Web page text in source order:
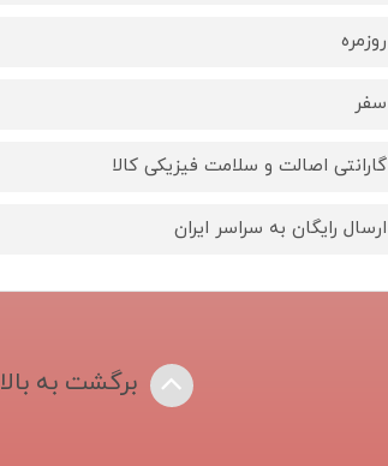
روزمره
سفر
گارانتی اصالت و سلامت فیزیکی کالا
ارسال رایگان به سراسر ایران
برگشت به بالا